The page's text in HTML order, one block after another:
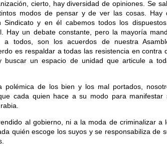
cierto, hay diversidad de opiniones. Se
modos de pensar y de ver las cosas. Hay
Sindicato y en él cabemos todos los
Hay un debate constante, pero la mayoría
a todos, son los acuerdos de nuestra
es respaldar a todas las resistencia en contra
buscar un espacio de unidad que articule a
polémica de los bien y los mal portados,
cada quien hace a su modo para manifestar
al gobierno, ni a la moda de criminalizar a
quién escoge los suyos y se responsabiliza de